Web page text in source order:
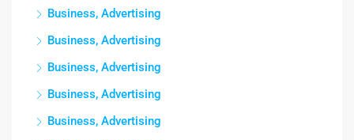
Business, Advertising
Business, Advertising
Business, Advertising
Business, Advertising
Business, Advertising